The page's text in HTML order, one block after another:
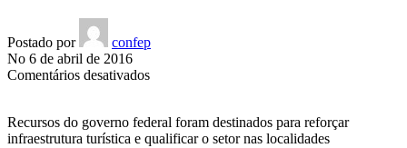
Postado por
confep
No 6 de abril de 2016
Comentários desativadosem
pelos
turistas
Recursos do governo federal foram destinados para reforçar
infraestrutura turística e qualificar o setor nas localidades